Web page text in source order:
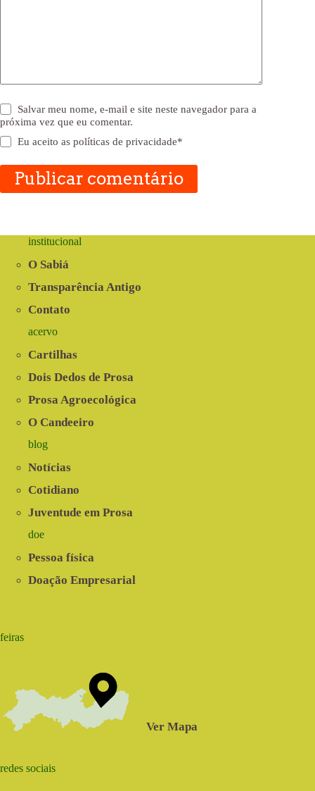
Salvar meu nome, e-mail e site neste navegador para a
próxima vez que eu comentar.
Eu aceito aspolíticas de privacidade*
Publicar comentário
institucional
O Sabiá
Transparência Antigo
Contato
acervo
Cartilhas
Dois Dedos de Prosa
Prosa Agroecológica
O Candeeiro
blog
Notícias
Cotidiano
Juventude em Prosa
doe
Pessoa física
Doação Empresarial
feiras
Ver Mapa
redes sociais